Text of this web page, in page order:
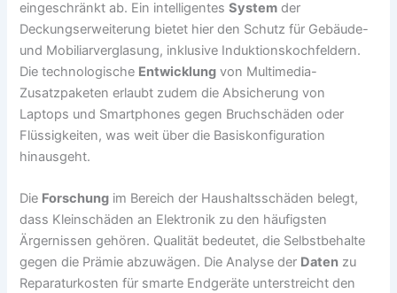
eingeschränkt ab. Ein intelligentesSystem der
Deckungserweiterung bietet hier den Schutz für Gebäude-
und Mobiliarverglasung, inklusive Induktionskochfeldern.
Die technologische Entwicklung von Multimedia-
Zusatzpaketen erlaubt zudem die Absicherung von
Laptops und Smartphones gegen Bruchschäden oder
Flüssigkeiten, was weit über die Basiskonfiguration
hinausgeht.
Die Forschung im Bereich der Haushaltsschäden belegt,
dass Kleinschäden an Elektronik zu den häufigsten
Ärgernissen gehören. Qualität bedeutet, die Selbstbehalte
gegen die Prämie abzuwägen. Die Analyse der Daten zu
Reparaturkosten für smarte Endgeräte unterstreicht den